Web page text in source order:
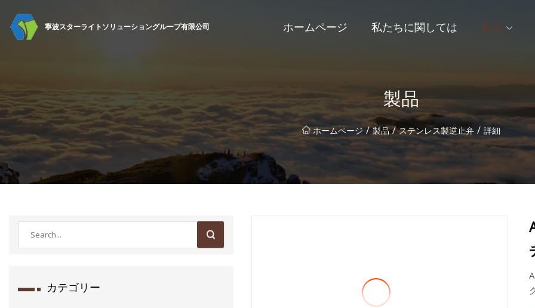
寧波スターライトソリューショングループ有限公司 ホームページ 私たちに関しては 製品
製品
ホームページ / 製品 / ステンレス製逆止弁 / 詳細
カテゴリー